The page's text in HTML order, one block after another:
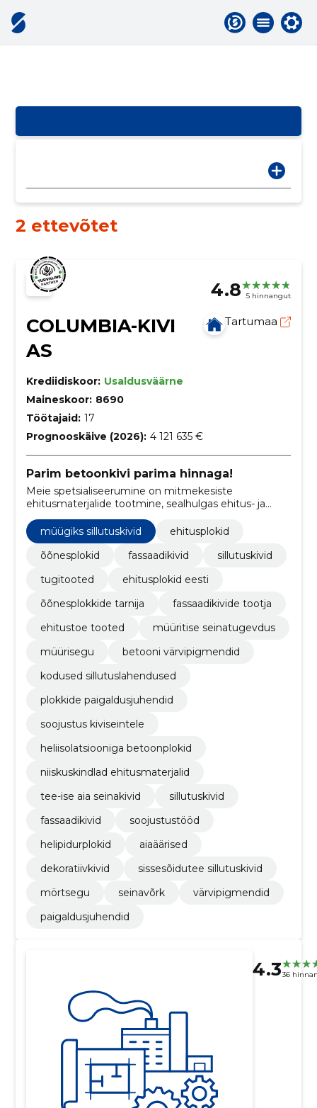
2 ettevõtet
4.8 5 hinnangut
COLUMBIA-KIVI
AS
Tartumaa
Krediidiskoor: Usaldusväärne
Maineskoor: 8690
Töötajaid: 17
Prognooskäive (2026): 4 121 635 €
Parim betoonkivi parima hinnaga!
Meie spetsialiseerumine on mitmekesiste
ehitusmaterjalide tootmine, sealhulgas ehitus- ja
maastikukujunduse plokid ning kivid.
müügiks sillutuskivid
ehitusplokid
õõnesplokid
fassaadikivid
sillutuskivid
tugitooted
ehitusplokid eesti
õõnesplokkide tarnija
fassaadikivide tootja
ehitustoe tooted
müüritise seinatugevdus
müürisegu
betooni värvipigmendid
kodused sillutuslahendused
plokkide paigaldusjuhendid
soojustus kiviseintele
heliisolatsiooniga betoonplokid
niiskuskindlad ehitusmaterjalid
tee-ise aia seinakivid
sillutuskivid
fassaadikivid
soojustustööd
helipidurplokid
aiaäärised
dekoratiivkivid
sissesõidutee sillutuskivid
mörtsegu
seinavõrk
värvipigmendid
paigaldusjuhendid
4.336